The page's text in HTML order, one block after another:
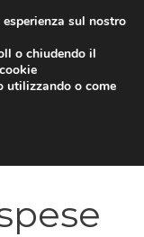
sul nostro
o chiudendo il
utilizzando o come